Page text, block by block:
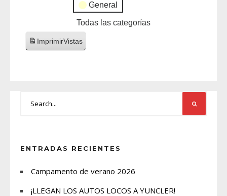
General
Todas las categorías
ImprimirVistas
ENTRADAS RECIENTES
Campamento de verano 2026
¡LLEGAN LOS AUTOS LOCOS A YUNCLER!